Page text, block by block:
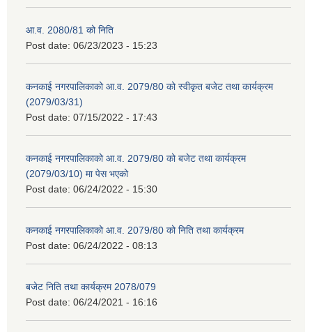
आ.व. 2080/81 को निति
Post date: 06/23/2023 - 15:23
कनकाई नगरपालिकाको आ.व. 2079/80 को स्वीकृत बजेट तथा कार्यक्रम
(2079/03/31)
Post date: 07/15/2022 - 17:43
कनकाई नगरपालिकाको आ.व. 2079/80 को बजेट तथा कार्यक्रम
(2079/03/10) मा पेस भएको
Post date: 06/24/2022 - 15:30
कनकाई नगरपालिकाको आ.व. 2079/80 को निति तथा कार्यक्रम
Post date: 06/24/2022 - 08:13
बजेट निति तथा कार्यक्रम 2078/079
Post date: 06/24/2021 - 16:16